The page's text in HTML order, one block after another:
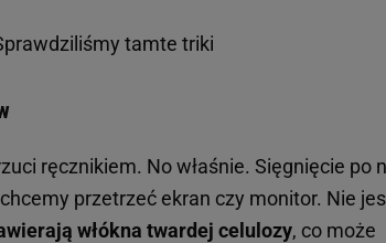
tamte triki
ręcznikiem. No właśnie. Sięgnięcie po
przetrzeć ekran czy monitor. Nie
włókna twardej celulozy, co może